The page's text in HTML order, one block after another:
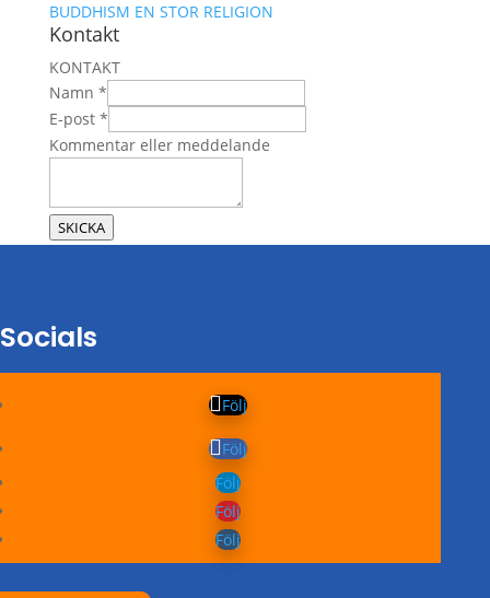
BUDDHISM EN STOR RELIGION
Kontakt
KONTAKT
Namn *
Kommentar
eller
E-post *
Kommentar eller meddelande
SKICKA
Socials
Följ
Följ
Följ
Följ
Följ